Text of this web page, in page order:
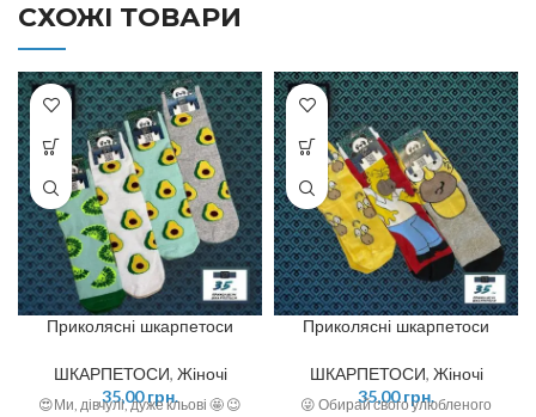
СХОЖІ ТОВАРИ
Приколясні шкарпетоси
ШКАРПЕТОСИ, Жіночі
35,00грн.
😍Ми, дівчулі, дуже кльові 🤩 😉
Приколясні шкарпетоси
ШКАРПЕТОСИ, Жіночі
35,00грн.
😜 Обирай свого улюбленого